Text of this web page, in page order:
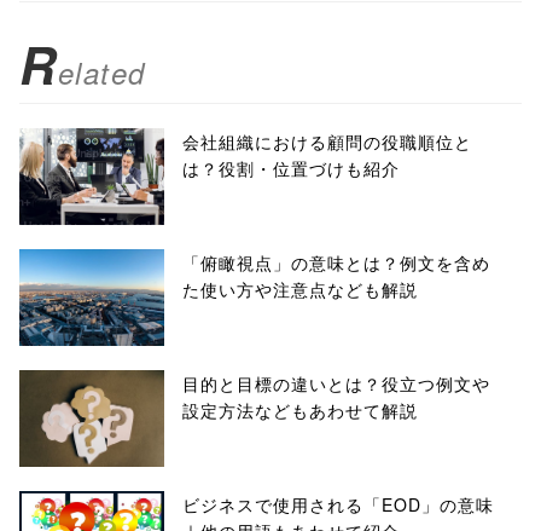
Related
会社組織における顧問の役職順位と
は？役割・位置づけも紹介
「俯瞰視点」の意味とは？例文を含め
た使い方や注意点なども解説
目的と目標の違いとは？役立つ例文や
設定方法などもあわせて解説
ビジネスで使用される「EOD」の意味